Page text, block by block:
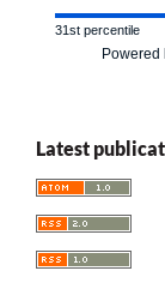
31st percentile
Powered
Latest